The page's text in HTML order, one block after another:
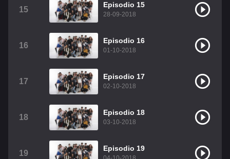
15
Episodio 15
28-09-2018
16
Episodio 16
01-10-2018
17
Episodio 17
02-10-2018
18
Episodio 18
03-10-2018
19
Episodio 19